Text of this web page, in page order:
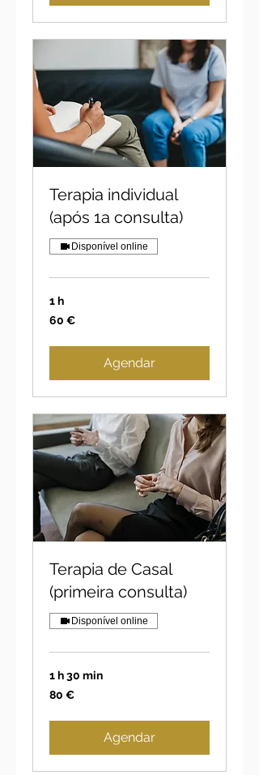
Terapia individual
(após 1a consulta)
Disponível online
1 h
60
euros
60 €
Agendar
Terapia de Casal
(primeira consulta)
Disponível online
1 h 30 min
80
euros
80 €
Agendar